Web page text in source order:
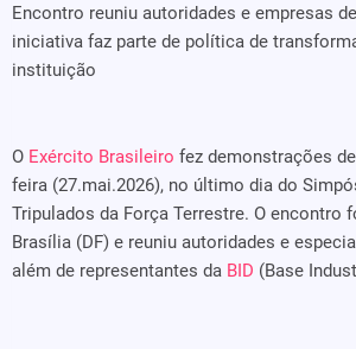
Encontro reuniu autoridades e empresas
iniciativa faz parte de política de
instituição
O Exército Brasileiro fez demonstrações
feira (27.mai.2026), no último dia do
Tripulados da Força Terrestre. O encontro
Brasília (DF) e reuniu autoridades e
além de representantes da BID (Base